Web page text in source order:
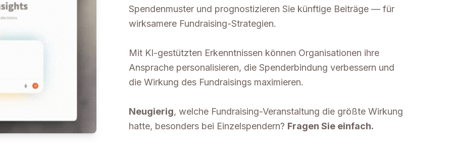
Spendenmuster und prognostizieren Sie künftige Beiträge — für
wirksamere Fundraising-Strategien.
Mit KI-gestützten Erkenntnissen können Organisationen ihre
Ansprache personalisieren, die Spenderbindung verbessern und
die Wirkung des Fundraisings maximieren.
Neugierig, welche Fundraising-Veranstaltung die größte Wirkung
hatte, besonders bei Einzelspendern? Fragen Sie einfach.